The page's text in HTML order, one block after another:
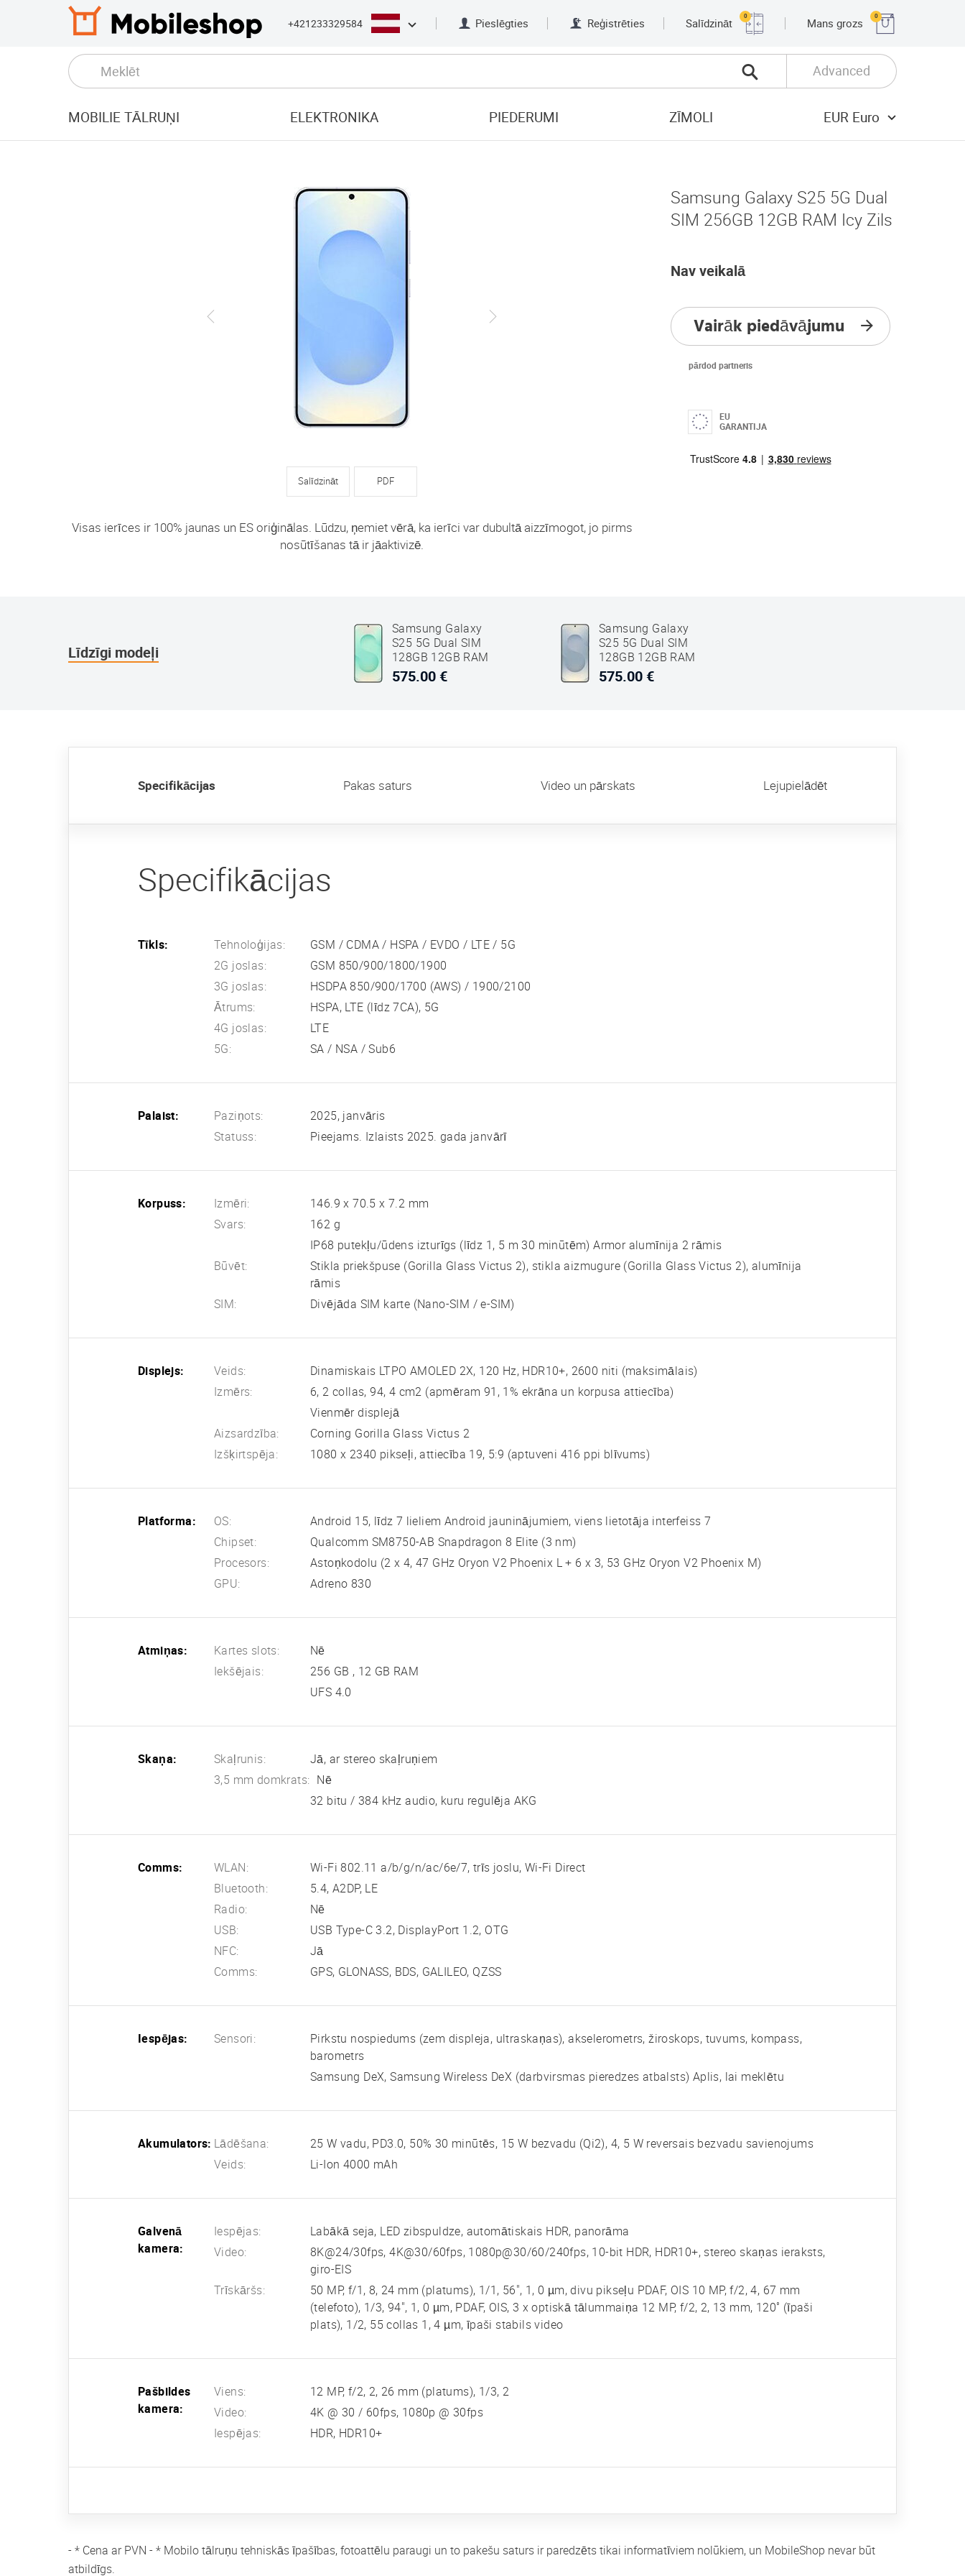
+421233329584 Pieslēgties Reģistrēties Salīdzināt
0
Mans grozs
0
Advanced
MOBILIE TĀLRUŅI ELEKTRONIKA PIEDERUMI ZĪMOLI EUR Euro
Salīdzināt PDF
Visas ierīces ir 100% jaunas un ES oriģinālas. Lūdzu, ņemiet vērā, ka ierīci var dubultā aizzīmogot, jo pirms
nosūtīšanas tā ir jāaktivizē.
Samsung Galaxy S25 5G Dual
SIM 256GB 12GB RAM Icy Zils
Nav veikalā
Vairāk piedāvājumu
pārdod partneris
EU
GARANTIJA
Līdzīgi modeļi
Samsung Galaxy
S25 5G Dual SIM
128GB 12GB RAM
Mint Zaļš
575.00 €
Samsung Galaxy
S25 5G Dual SIM
128GB 12GB RAM
Sudrabs
575.00 €
Specifikācijas Pakas saturs Video un pārskats Lejupielādēt
Specifikācijas
Tīkls: Tehnoloģijas:
GSM / CDMA / HSPA / EVDO / LTE / 5G
2G joslas:
GSM 850/900/1800/1900
3G joslas:
HSDPA 850/900/1700 (AWS) / 1900/2100
Ātrums:
HSPA, LTE (līdz 7CA), 5G
4G joslas:
LTE
5G:
SA / NSA / Sub6
Palaist: Paziņots:
2025, janvāris
Statuss:
Pieejams. Izlaists 2025. gada janvārī
Korpuss: Izmēri:
146.9 x 70.5 x 7.2 mm
Svars:
162 g
IP68 putekļu/ūdens izturīgs (līdz 1, 5 m 30 minūtēm) Armor alumīnija 2 rāmis
Būvēt:
Stikla priekšpuse (Gorilla Glass Victus 2), stikla aizmugure (Gorilla Glass Victus 2), alumīnija
rāmis
SIM:
Divējāda SIM karte (Nano-SIM / e-SIM)
Displejs: Veids:
Dinamiskais LTPO AMOLED 2X, 120 Hz, HDR10+, 2600 niti (maksimālais)
Izmērs:
6, 2 collas, 94, 4 cm2 (apmēram 91, 1% ekrāna un korpusa attiecība)
Vienmēr displejā
Aizsardzība:
Corning Gorilla Glass Victus 2
Izšķirtspēja:
1080 x 2340 pikseļi, attiecība 19, 5:9 (aptuveni 416 ppi blīvums)
Platforma: OS:
Android 15, līdz 7 lieliem Android jauninājumiem, viens lietotāja interfeiss 7
Chipset:
Qualcomm SM8750-AB Snapdragon 8 Elite (3 nm)
Procesors:
Astoņkodolu (2 x 4, 47 GHz Oryon V2 Phoenix L + 6 x 3, 53 GHz Oryon V2 Phoenix M)
GPU:
Adreno 830
Atmiņas: Kartes slots:
Nē
Iekšējais:
256 GB , 12 GB RAM
UFS 4.0
Skaņa: Skaļrunis:
Jā, ar stereo skaļruņiem
3,5 mm domkrats: Nē
32 bitu / 384 kHz audio, kuru regulēja AKG
Comms: WLAN:
Wi-Fi 802.11 a/b/g/n/ac/6e/7, trīs joslu, Wi-Fi Direct
Bluetooth:
5.4, A2DP, LE
Radio:
Nē
USB:
USB Type-C 3.2, DisplayPort 1.2, OTG
NFC:
Jā
Comms:
GPS, GLONASS, BDS, GALILEO, QZSS
Iespējas: Sensori:
Pirkstu nospiedums (zem displeja, ultraskaņas), akselerometrs, žiroskops, tuvums, kompass,
barometrs
Samsung DeX, Samsung Wireless DeX (darbvirsmas pieredzes atbalsts) Aplis, lai meklētu
Akumulators: Lādēšana:
25 W vadu, PD3.0, 50% 30 minūtēs, 15 W bezvadu (Qi2), 4, 5 W reversais bezvadu savienojums
Veids:
Li-Ion 4000 mAh
Galvenā
kamera:
Iespējas:
Labākā seja, LED zibspuldze, automātiskais HDR, panorāma
Video:
8K@24/30fps, 4K@30/60fps, 1080p@30/60/240fps, 10-bit HDR, HDR10+, stereo skaņas ieraksts,
giro-EIS
Trīskāršs:
50 MP, f/1, 8, 24 mm (platums), 1/1, 56", 1, 0 µm, divu pikseļu PDAF, OIS 10 MP, f/2, 4, 67 mm
(telefoto), 1/3, 94", 1, 0 µm, PDAF, OIS, 3 x optiskā tālummaiņa 12 MP, f/2, 2, 13 mm, 120˚ (īpaši
plats), 1/2, 55 collas 1, 4 µm, īpaši stabils video
Pašbildes
kamera:
Viens:
12 MP, f/2, 2, 26 mm (platums), 1/3, 2
Video:
4K @ 30 / 60fps, 1080p @ 30fps
Iespējas:
HDR, HDR10+
- * Cena ar PVN - * Mobilo tālruņu tehniskās īpašības, fotoattēlu paraugi un to pakešu saturs ir paredzēts tikai informatīviem nolūkiem, un MobileShop nevar būt
atbildīgs.